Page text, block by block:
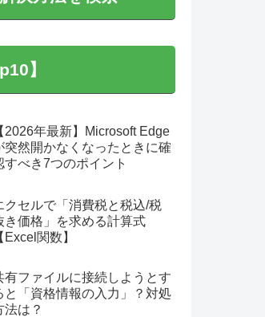
】
2026年最新】Microsoft Edge
突然開かなくなったときに確
すべき7つのポイント
クセルで「消費税と税込/税
き価格」を求める計算式
Excel関数】
有ファイルに接続しようとす
と「資格情報の入力」？対処
法は？